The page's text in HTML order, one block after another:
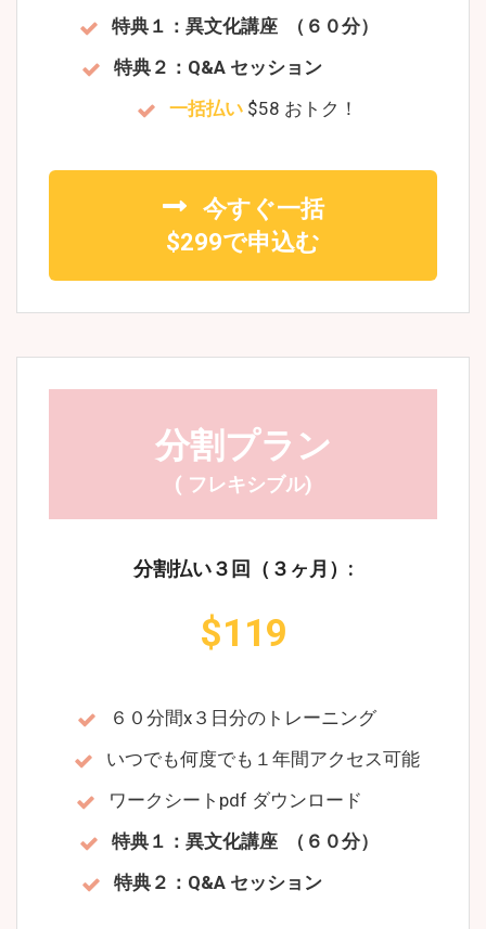
特典１：異文化講座 （６０分）
特典２：Q&A セッション
一括払い $58 おトク！
今すぐ一括
$299で申込む
分割プラン
( フレキシブル)
分割払い３回（３ヶ月）:
$119
６０分間x３日分のトレーニング
いつでも何度でも１年間アクセス可能
ワークシートpdf ダウンロード
特典１：異文化講座 （６０分）
特典２：Q&A セッション